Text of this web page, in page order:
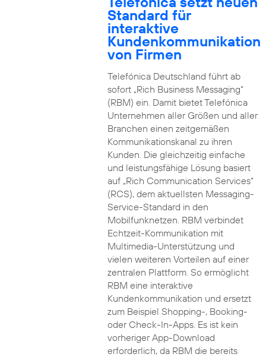
Standard für
interaktive
Kundenkommunikation
von Firmen
Telefónica Deutschland führt ab
sofort „Rich Business Messaging“
(RBM) ein. Damit bietet Telefónica
Unternehmen aller Größen und aller
Branchen einen zeitgemäßen
Kommunikationskanal zu ihren
Kunden. Die gleichzeitig einfache
und leistungsfähige Lösung basiert
auf „Rich Communication Services“
(RCS), dem aktuellsten Messaging-
Service-Standard in den
Mobilfunknetzen. RBM verbindet
Echtzeit-Kommunikation mit
Multimedia-Unterstützung und
vielen weiteren Vorteilen auf einer
zentralen Plattform. So ermöglicht
RBM eine interaktive
Kundenkommunikation und ersetzt
zum Beispiel Shopping-, Booking-
oder Check-In-Apps. Es ist kein
vorheriger App-Download
erforderlich, da RBM die bereits